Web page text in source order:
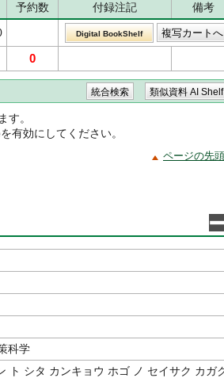
予約数 付録注記
備考
Digital BookShelf
0
す。
有効にしてください。
ページの先
科学
ト シタ カンキョウ ホゴ ノ セイサク カガ